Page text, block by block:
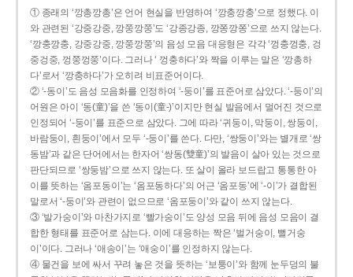
① 종래의 ‘깡총깡총’은 언어 현실을 반영하여 ‘깡충깡충’으로 정했다. 이
와 관련된 ‘강중강중, 깡쭝깡쭝’도 ‘강종강종, 깡쫑깡쫑’으로 쓰지 않는다.
‘깡충깡충, 강중강중, 깡쭝깡쭝’의 음성 모음 대응형은 각각 ‘껑충껑충, 겅
중겅중, 껑쭝껑쭝’이다. 그러나 ‘ 껑충하다’와 짝을 이루는 말은 ‘깡총하
다’로서 ‘깡충하다’가 오히려 비표준어이다.
② ‘-동이’도 음성 모음화를 인정하여 ‘-둥이’를 표준어로 삼았다. ‘-둥이’의
어원은 아이 ‘동(童)’을 쓴 ‘동이(童-)’이지만 현실 발음에서 멀어진 것으로
인정되어 ‘-둥이’를 표준으로 삼았다. 그에 따라 ‘귀둥이, 막둥이, 쌍둥이,
바람둥이, 흰둥이’에서 모두 ‘-둥이’를 쓴다. 다만, ‘쌍둥이’와는 별개로 ‘쌍
동밤’과 같은 단어에서는 한자어 ‘쌍동(雙童)’의 발음이 살아 있는 것으로
판단되므로 ‘쌍둥밤’으로 쓰지 않는다. 또 살이 올라 보드랍고 통통한 아
이를 뜻하는 ‘옴포동이’는 ‘옴포동하다’의 어근 ‘옴포동’에 ‘-이’가 결합된
말로서 ‘-둥이’와 관련이 없으므로 ‘옴포둥이’와 같이 쓰지 않는다.
③ ‘발가숭이’와 마찬가지로 ‘빨가숭이’도 양성 모음 뒤에 음성 모음이 결
합한 형태를 표준어로 삼는다. 이에 대응하는 짝은 ‘벌거숭이, 뻘거숭
이’이다. 그러나 ‘애송이’는 ‘애숭이’를 인정하지 않는다.
④ 물건을 보에 싸서 꾸려 놓은 것을 뜻하는 ‘보퉁이’와 함께 눈두덩의 불